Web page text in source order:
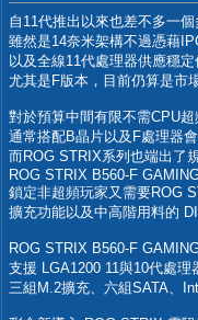
自11代推出以來也差不多一個
雖然是14奈米架構不過憑藉
以及全線11代處理器供應穩
尤其是F版本，目前仍算是市
對於預算中間有限不需CPU
通常搭配B晶片以及F處理器
而ROG STRIX系列也端出了
ROG STRIX B560-F
鎖定非超頻玩家又需要ROG
擴充功能以及中高階用料的
ROG STRIX B560-F
支援 LGA1200 11與10代處
三組M.2擴充、六組SATA、